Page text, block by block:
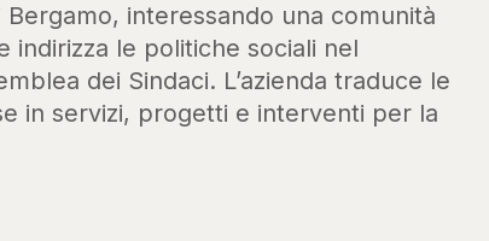
interessando una comunità
indirizza le politiche sociali nel
dei Sindaci. L’azienda traduce le
in servizi, progetti e interventi per la